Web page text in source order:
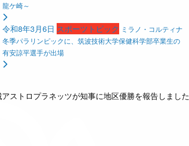
龍ケ崎～
令和8年3月6日 スポーツトピック ミラノ・コルティナ
冬季パラリンピックに、筑波技術大学保健科学部卒業生の
有安諒平選手が出場
ストロプラネッツが知事に地区優勝を報告しました